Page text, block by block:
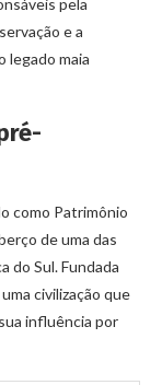
pela
e a
legado maia
como Patrimônio
de uma das
do Sul. Fundada
civilização que
influência por